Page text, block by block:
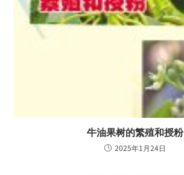
牛油果树的繁殖和授粉
2025年1月24日